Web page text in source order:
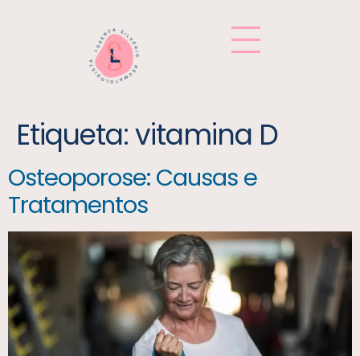
Etiqueta:vitamina D
Osteoporose: Causas e
Tratamentos